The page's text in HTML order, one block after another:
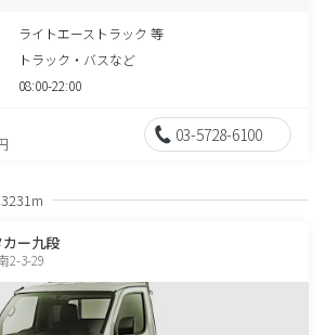
ライトエーストラック 等
トラック・バスなど
08:00-22:00
03-5728-6100
3231m
カー九段
2-3-29